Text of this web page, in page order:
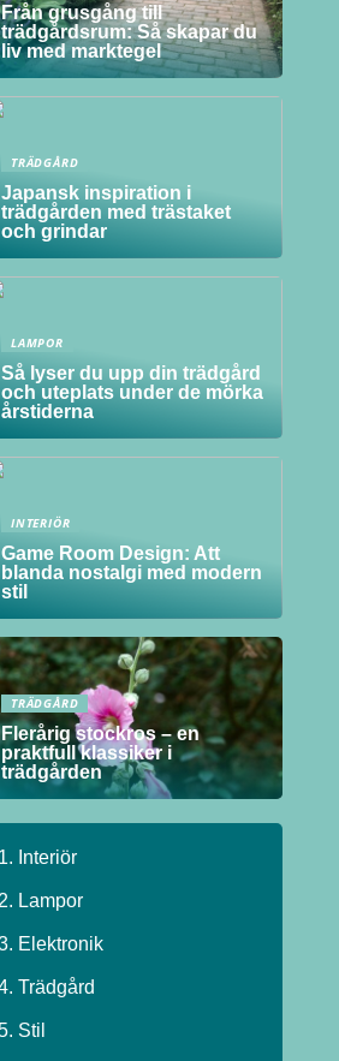
Från grusgång till
trädgårdsrum: Så skapar du
liv med marktegel
TRÄDGÅRD
Japansk inspiration i
trädgården med trästaket
och grindar
LAMPOR
Så lyser du upp din trädgård
och uteplats under de mörka
årstiderna
INTERIÖR
Game Room Design: Att
blanda nostalgi med modern
stil
TRÄDGÅRD
Flerårig stockros – en
praktfull klassiker i
trädgården
Interiör
Lampor
Elektronik
Trädgård
Stil